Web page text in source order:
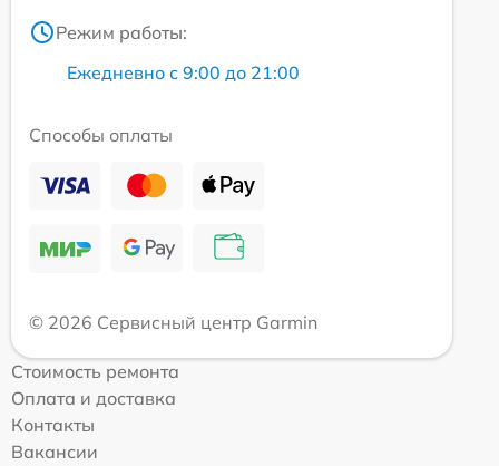
Режим работы:
Ежедневно с 9:00 до 21:00
Способы оплаты
© 2026 Сервисный центр Garmin
Стоимость ремонта
Оплата и доставка
Контакты
Вакансии